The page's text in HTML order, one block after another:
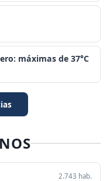
máximas de 37°C
2.743 hab.